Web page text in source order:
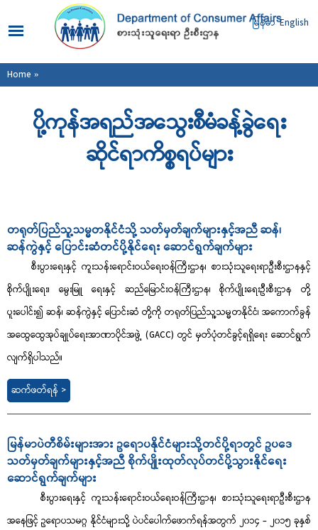
main
content
မြန်မာ English
You are here
Home »
ပို့ကုန်အရည်အသွေးစီမံခန့်ခွဲရေး
ဆိုင်ရာကိစ္စရပ်များ
တရုတ်ပြည်သူ့သမ္မတနိုင်ငံသို့ သတ်မှတ်ချက်များနှင့်အညီ ဆန်၊
ဆန်ကွဲနှင့် ပြောင်းဆံတင်ပို့နိုင်ရေး ဆောင်ရွက်ချက်များ
စီးပွားရေးနှင့် ကူးသန်းရောင်းဝယ်ရေးဝန်ကြီးဌာန၊ စားသုံးသူရေးရာဦးစီးဌာနနှင့်
စိုက်ပျိုးရေး၊ မွေးမြူ ရေးနှင့် ဆည်မြောင်းဝန်ကြီးဌာန၊ စိုက်ပျိုးရေးဦးစီးဌာန တို့
ပူးပေါင်း၍ ဆန်၊ ဆန်ကွဲနှင့် ပြောင်းဆံ တို့ကို တရုတ်ပြည်သူ့သမ္မတနိုင်ငံ၊ အကောက်ခွန်
အထွေထွေအုပ်ချုပ်ရေးအာဏာပိုင်အဖွဲ့ (GACC) တွင် မှတ်ပုံတင်ခွင့်ရရှိရေး ဆောင်ရွက်
လျက်ရှိပါသည်။
ဆက်ဖတ်ရန် >
မြန်မာပဲတီစိမ်းများအား ဥရောပနိုင်ငံများသို့တင်ပို့ရာတွင် ဥပဒေ
သတ်မှတ်ချက်များနှင့်အညီ စိုက်ပျိုးထုတ်လုပ်တင်ပို့သွားနိုင်ရေး
ဆောင်ရွက်ချက်များ
စီးပွားရေးနှင့် ကူးသန်းရောင်းဝယ်ရေးဝန်ကြီးဌာန၊ စားသုံးသူရေးရာဦးစီးဌာန
အနေဖြင့် ဥရောပသမဂ္ဂ နိုင်ငံများသို့ ပဲပင်ပေါက်ဖောက်ရန်အတွက် ၂၀၁၄ - ၂၀၁၅ ခုနှစ်